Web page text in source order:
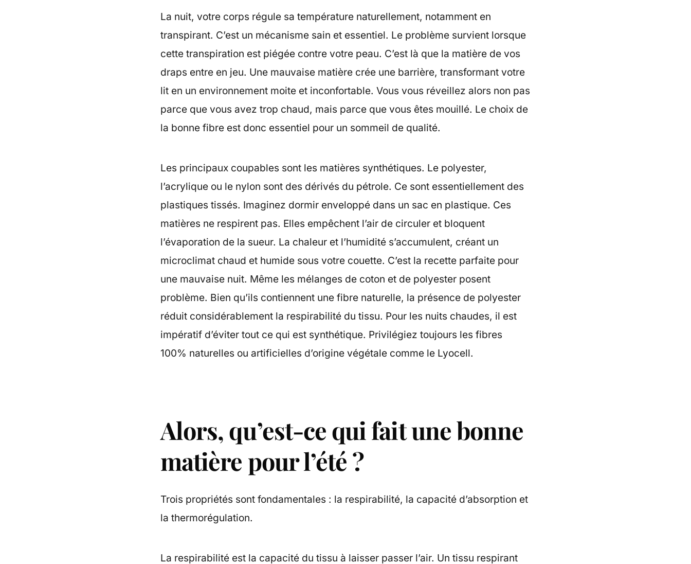
La nuit, votre corps régule sa température naturellement, notamment en
transpirant. C’est un mécanisme sain et essentiel. Le problème survient lorsque
cette transpiration est piégée contre votre peau. C’est là que la matière de vos
draps entre en jeu. Une mauvaise matière crée une barrière, transformant votre
lit en un environnement moite et inconfortable. Vous vous réveillez alors non pas
parce que vous avez trop chaud, mais parce que vous êtes mouillé. Le choix de
la bonne fibre est donc essentiel pour un sommeil de qualité.
Les principaux coupables sont les matières synthétiques. Le polyester,
l’acrylique ou le nylon sont des dérivés du pétrole. Ce sont essentiellement des
plastiques tissés. Imaginez dormir enveloppé dans un sac en plastique. Ces
matières ne respirent pas. Elles empêchent l’air de circuler et bloquent
l’évaporation de la sueur. La chaleur et l’humidité s’accumulent, créant un
microclimat chaud et humide sous votre couette. C’est la recette parfaite pour
une mauvaise nuit. Même les mélanges de coton et de polyester posent
problème. Bien qu’ils contiennent une fibre naturelle, la présence de polyester
réduit considérablement la respirabilité du tissu. Pour les nuits chaudes, il est
impératif d’éviter tout ce qui est synthétique. Privilégiez toujours les fibres
100% naturelles ou artificielles d’origine végétale comme le Lyocell.
Alors, qu’est-ce qui fait une bonne
matière pour l’été ?
Trois propriétés sont fondamentales : la respirabilité, la capacité d’absorption et
la thermorégulation.
La respirabilité est la capacité du tissu à laisser passer l’air. Un tissu respirant